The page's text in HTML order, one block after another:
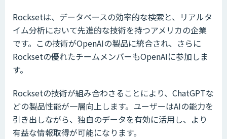
Rocksetは、データベースの効率的な検索と、リアルタ
イム分析において先進的な技術を持つアメリカの企業
です。この技術がOpenAIの製品に統合され、さらに
Rocksetの優れたチームメンバーもOpenAIに参加しま
す。
Rocksetの技術が組み合わさることにより、ChatGPTな
どの製品性能が一層向上します。ユーザーはAIの能力を
引き出しながら、独自のデータを有効に活用し、より
有益な情報取得が可能になります。